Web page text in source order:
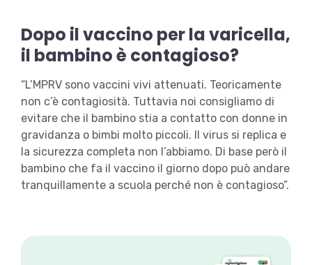
Dopo il vaccino per la varicella,
il bambino è contagioso?
“L’MPRV sono vaccini vivi attenuati. Teoricamente
non c’è contagiosità. Tuttavia noi consigliamo di
evitare che il bambino stia a contatto con donne in
gravidanza o bimbi molto piccoli. Il virus si replica e
la sicurezza completa non l’abbiamo. Di base però il
bambino che fa il vaccino il giorno dopo può andare
tranquillamente a scuola perché non è contagioso”.